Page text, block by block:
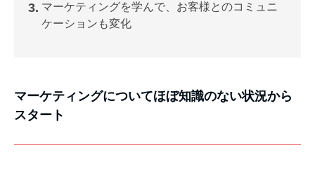
3 マーケティングを学んで、お客様とのコミュニ
ケーションも変化
マーケティングについてほぼ知識のない状況から
スタート